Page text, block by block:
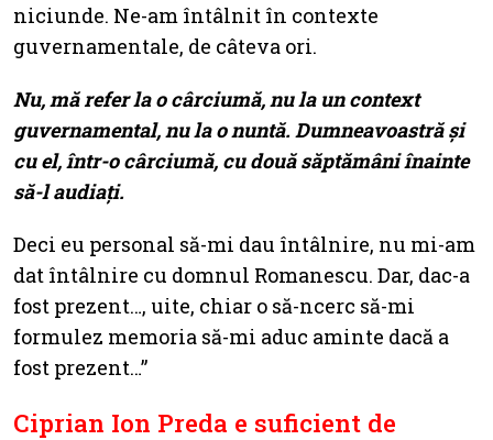
niciunde. Ne-am întâlnit în contexte
guvernamentale, de câteva ori.
Nu, mă refer la o cârciumă, nu la un context
guvernamental, nu la o nuntă. Dumneavoastră și
cu el, într-o cârciumă, cu două săptămâni înainte
să-l audiați.
Deci eu personal să-mi dau întâlnire, nu mi-am
dat întâlnire cu domnul Romanescu. Dar, dac-a
fost prezent…, uite, chiar o să-ncerc să-mi
formulez memoria să-mi aduc aminte dacă a
fost prezent…”
Ciprian Ion Preda e suficient de